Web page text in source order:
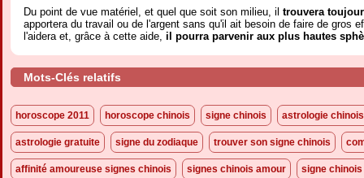
Du point de vue matériel, et quel que soit son milieu, il trouvera
apportera du travail ou de l'argent sans qu'il ait besoin de faire de gros
l'aidera et, grâce à cette aide, il pourra parvenir aux plus hautes
Mots-Clés relatifs
horoscope 2011 horoscope chinois signe chinois astrologie
astrologie gratuite signe du zodiaque trouver son signe chinois
affinité amoureuse signes chinois signes chinois amour signe